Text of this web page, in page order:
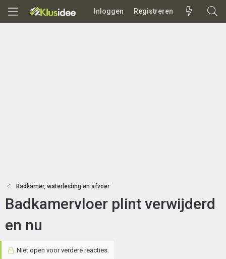
Inloggen Registreren
Badkamer, waterleiding en afvoer
Badkamervloer plint verwijderd
en nu
Niet open voor verdere reacties.